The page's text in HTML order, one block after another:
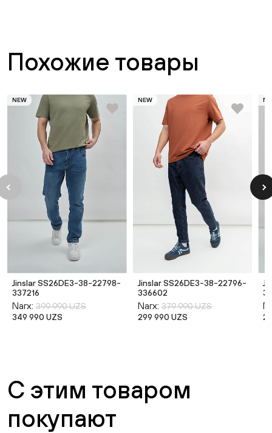
Похожие товары
NEW
Jinslar SS26DE3-38-22798-
337216
Narx: 399 990 UZS
349 990 UZS
NEW
Jinslar SS26DE3-38-22796-
336602
Narx: 379 990 UZS
299 990 UZS
С этим товаром
покупают